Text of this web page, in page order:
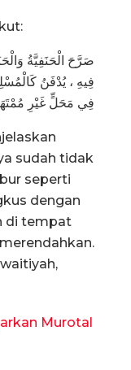
صَرَّحَ الْحَنَفِيَّةُ
فِيهِ ، يُدْفَنُ
فِي مَحَلٍّ غَيْرِ
sudah tidak
seperti
dengan
di tempat
Murotal